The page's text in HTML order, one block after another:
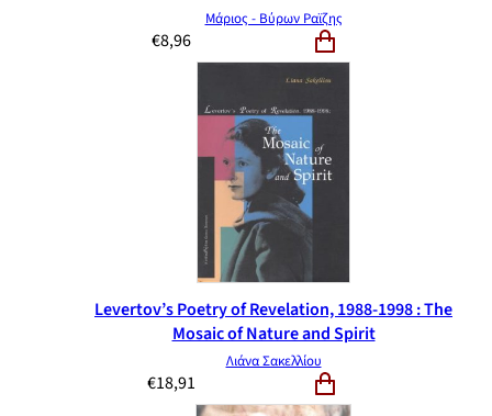
Μάριος - Βύρων Ραϊζης
€8,96
Levertov’s Poetry of Revelation, 1988-1998 : The
Mosaic of Nature and Spirit
Λιάνα Σακελλίου
€18,91